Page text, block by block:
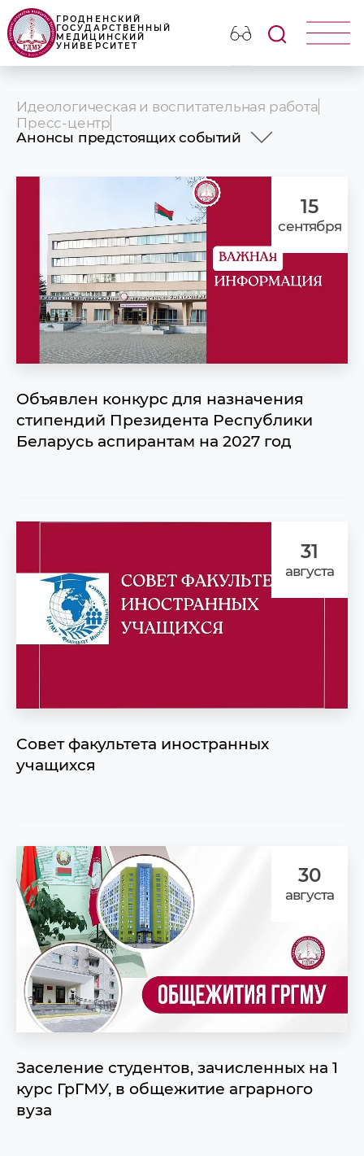
ГРОДНЕНСКИЙ
ГОСУДАРСТВЕННЫЙ
МЕДИЦИНСКИЙ
УНИВЕРСИТЕТ
Идеологическая и воспитательная работа
Пресс-центр
Анонсы предстоящих событий
Университет в СМИ
Презентационные ролики ГрГМУ
Наши партнеры
Объявления и поздравления
Медицинский календарь
УНИВЕРСИТЕТУ - 65!
15
сентября
Объявлен конкурс для назначения
стипендий Президента Республики
Беларусь аспирантам на 2027 год
31
августа
Совет факультета иностранных
учащихся
30
августа
Заселение студентов, зачисленных на 1
курс ГрГМУ, в общежитие аграрного
вуза